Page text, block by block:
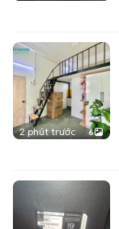
2 phút trước 6